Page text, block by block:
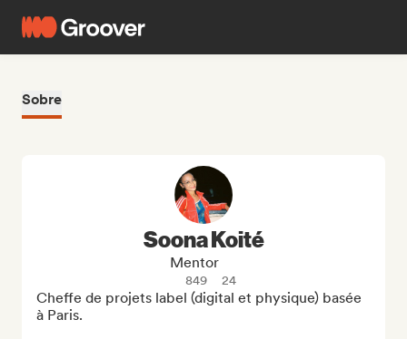
Sobre
Soona Koité
Mentor
849 24
Cheffe de projets label (digital et physique) basée
à Paris.